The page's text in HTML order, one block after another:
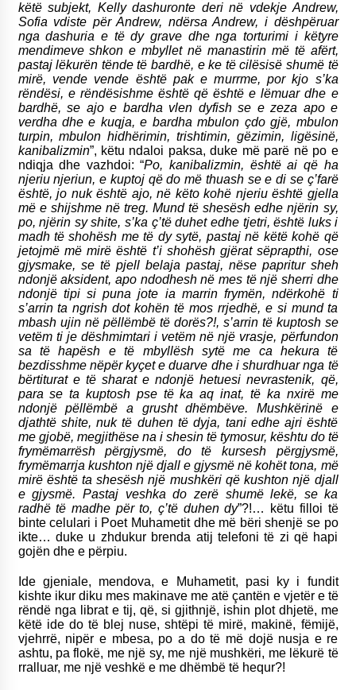
këtë subjekt, Kelly dashuronte deri në vdekje Andrew,
Sofia vdiste për Andrew, ndërsa Andrew, i dëshpëruar
nga dashuria e të dy grave dhe nga torturimi i këtyre
mendimeve shkon e mbyllet në manastirin më të afërt,
pastaj lëkurën tënde të bardhë, e ke të cilësisë shumë të
mirë, vende vende është pak e murrme, por kjo s’ka
rëndësi, e rëndësishme është që është e lëmuar dhe e
bardhë, se ajo e bardha vlen dyfish se e zeza apo e
verdha dhe e kuqja, e bardha mbulon çdo gjë, mbulon
turpin, mbulon hidhërimin, trishtimin, gëzimin, ligësinë,
kanibalizmin”, këtu ndaloi paksa, duke më parë në po e
ndiqja dhe vazhdoi: “Po, kanibalizmin, është ai që ha
njeriu njeriun, e kuptoj që do më thuash se e di se ç’farë
është, jo nuk është ajo, në këto kohë njeriu është gjella
më e shijshme në treg. Mund të shesësh edhe njërin sy,
po, njërin sy shite, s’ka ç’të duhet edhe tjetri, është luks i
madh të shohësh me të dy sytë, pastaj në këtë kohë që
jetojmë më mirë është t’i shohësh gjërat sëprapthi, ose
gjysmake, se të pjell belaja pastaj, nëse papritur sheh
ndonjë aksident, apo ndodhesh në mes të një sherri dhe
ndonjë tipi si puna jote ia marrin frymën, ndërkohë ti
s’arrin ta ngrish dot kohën të mos rrjedhë, e si mund ta
mbash ujin në pëllëmbë të dorës?!, s’arrin të kuptosh se
vetëm ti je dëshmimtari i vetëm në një vrasje, përfundon
sa të hapësh e të mbyllësh sytë me ca hekura të
bezdisshme nëpër kyçet e duarve dhe i shurdhuar nga të
bërtiturat e të sharat e ndonjë hetuesi nevrastenik, që,
para se ta kuptosh pse të ka aq inat, të ka nxirë me
ndonjë pëllëmbë a grusht dhëmbëve. Mushkërinë e
djathtë shite, nuk të duhen të dyja, tani edhe ajri është
me gjobë, megjithëse na i shesin të tymosur, kështu do të
frymëmarrësh përgjysmë, do të kursesh përgjysmë,
frymëmarrja kushton një djall e gjysmë në kohët tona, më
mirë është ta shesësh një mushkëri që kushton një djall
e gjysmë. Pastaj veshka do zerë shumë lekë, se ka
radhë të madhe për to, ç’të duhen dy”?!… këtu filloi të
binte celulari i Poet Muhametit dhe më bëri shenjë se po
ikte… duke u zhdukur brenda atij telefoni të zi që hapi
gojën dhe e përpiu.
Ide gjeniale, mendova, e Muhametit, pasi ky i fundit
kishte ikur diku mes makinave me atë çantën e vjetër e të
rëndë nga librat e tij, që, si gjithnjë, ishin plot dhjetë, me
këtë ide do të blej nuse, shtëpi të mirë, makinë, fëmijë,
vjehrrë, nipër e mbesa, po a do të më dojë nusja e re
ashtu, pa flokë, me një sy, me një mushkëri, me lëkurë të
rralluar, me një veshkë e me dhëmbë të hequr?!